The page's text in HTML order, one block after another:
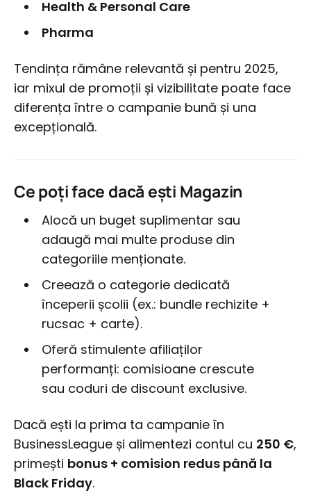
Health & Personal Care
Pharma
Tendința rămâne relevantă și pentru 2025,
iar mixul de promoții și vizibilitate poate face
diferența între o campanie bună și una
excepțională.
Ce poți face dacă ești Magazin
Alocă un buget suplimentar sau
adaugă mai multe produse din
categoriile menționate.
Creează o categorie dedicată
începerii școlii (ex.: bundle rechizite +
rucsac + carte).
Oferă stimulente afiliaților
performanți: comisioane crescute
sau coduri de discount exclusive.
Dacă ești la prima ta campanie în
BusinessLeague și alimentezi contul cu 250 €,
primești bonus + comision redus până la
Black Friday.